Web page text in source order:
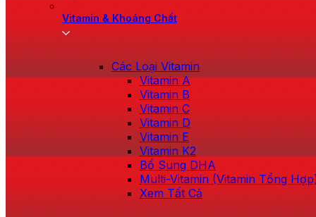
Vitamin & Khoáng Chất
Các Loại Vitamin
Vitamin A
Vitamin B
Vitamin C
Vitamin D
Vitamin E
Vitamin K2
Bổ Sung DHA
Multi-Vitamin (Vitamin Tổng
Xem Tất Cả